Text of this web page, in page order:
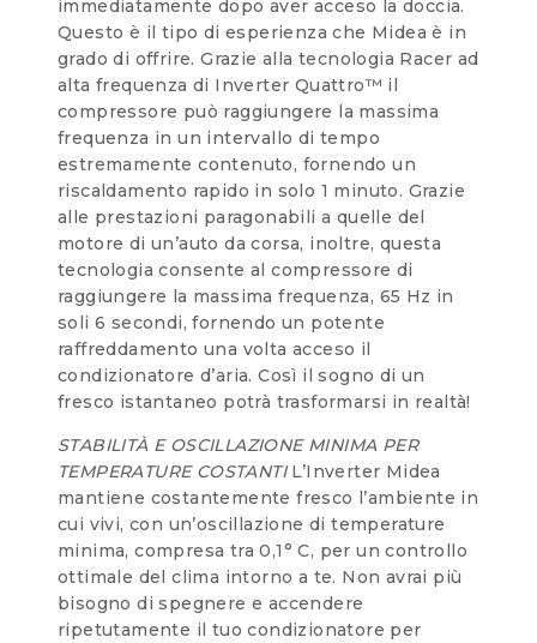
immediatamente dopo aver acceso la doccia.
Questo è il tipo di esperienza che Midea è in
grado di offrire. Grazie alla tecnologia Racer ad
alta frequenza di Inverter Quattro™ il
compressore può raggiungere la massima
frequenza in un intervallo di tempo
estremamente contenuto, fornendo un
riscaldamento rapido in solo 1 minuto. Grazie
alle prestazioni paragonabili a quelle del
motore di un’auto da corsa, inoltre, questa
tecnologia consente al compressore di
raggiungere la massima frequenza, 65 Hz in
soli 6 secondi, fornendo un potente
raffreddamento una volta acceso il
condizionatore d’aria. Così il sogno di un
fresco istantaneo potrà trasformarsi in realtà!
STABILITÀ E OSCILLAZIONE MINIMA PER
TEMPERATURE COSTANTIL’Inverter Midea
mantiene costantemente fresco l’ambiente in
cui vivi, con un’oscillazione di temperature
minima, compresa tra 0,1° C, per un controllo
ottimale del clima intorno a te. Non avrai più
bisogno di spegnere e accendere
ripetutamente il tuo condizionatore per